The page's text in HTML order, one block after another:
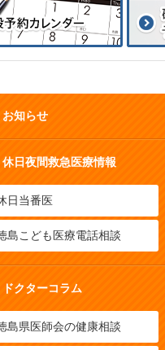
お知らせ
休日夜間救急医療情報
日当番医
島こども医療電話相談
ドクターコラム
島県医師会の健康相談